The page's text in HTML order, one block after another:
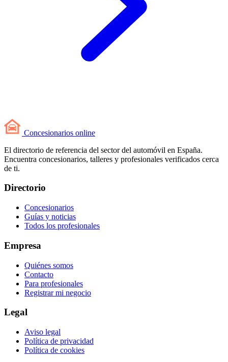
Concesionarios online
El directorio de referencia del sector del automóvil en España.
Encuentra concesionarios, talleres y profesionales verificados cerca
de ti.
Directorio
Concesionarios
Guías y noticias
Todos los profesionales
Empresa
Quiénes somos
Contacto
Para profesionales
Registrar mi negocio
Legal
Aviso legal
Política de privacidad
Política de cookies